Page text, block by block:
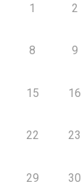
1 2
8 9
15 16
22 23
29 30